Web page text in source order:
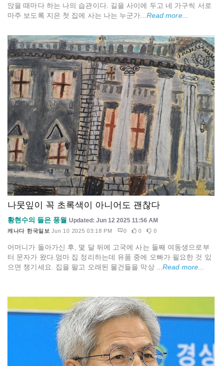
앉을 때마다 하는 나의 습관이다. 길을 사이에 두고 네 가구씩 서로
마주 보도록 지은 첫 집에 사는 나는 누군가... Read more...
나뭇잎이 꼭 초록색이 아니어도 괜찮다
황현수의 들은 풍월 Updated: Jun 12 2025 11:56 AM
캐나다 한국일보 Jun 10 2025 03:18 PM 0 0 0
어머니가 돌아가신 후, 몇 달 뒤에 고국에 사는 둘째 여동생으로부
터 문자가 왔다.엄마 집 정리하는데 유품 중에 오빠가 필요한 것 있
으면 챙기세요. 집을 팔고 오래된 물건들을 막상 ...Read more...